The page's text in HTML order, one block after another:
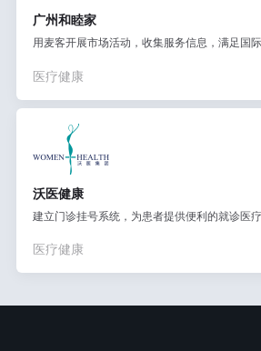
广州和睦家
用麦客开展市场活动，收集服务信息，满足国
医疗健康
沃医健康
建立门诊挂号系统，为患者提供便利的就诊医
医疗健康